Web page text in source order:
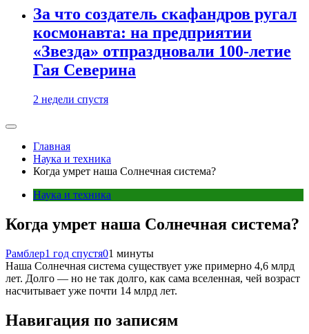
За что создатель скафандров ругал
космонавта: на предприятии
«Звезда» отпраздновали 100-летие
Гая Северина
2 недели спустя
Главная
Наука и техника
Когда умрет наша Солнечная система?
Наука и техника
Когда умрет наша Солнечная система?
Рамблер1 год спустя01 минуты
Наша Солнечная система существует уже примерно 4,6 млрд
лет. Долго — но не так долго, как сама вселенная, чей возраст
насчитывает уже почти 14 млрд лет.
Навигация по записям